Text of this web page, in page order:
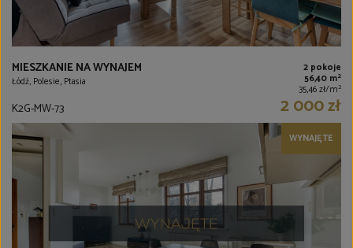
MIESZKANIE NA WYNAJEM
Łódź, Polesie, Ptasia
2 pokoje
56,40 m2
35,46 zł/m2
K2G-MW-73 2 000 zł
WYNAJĘTE